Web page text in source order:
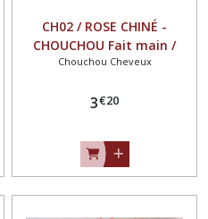
CH02 / ROSE CHINÉ -
CHOUCHOU Fait main /
LAINE FANTAISIE CROCHET /
de cheval
Chouchou Cheveux
3€20